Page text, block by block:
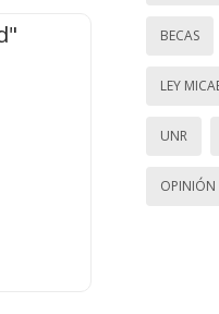
BECAS
LEY
UNR
OPINIÓN